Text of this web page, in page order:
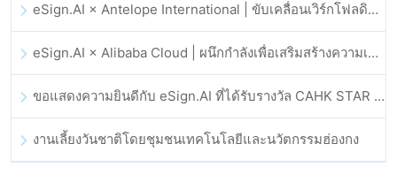
eSign.AI × Antelope International | ขับเคลื่อนเวิร์กโฟลดิจิทัลที่ปลอดภัยและขับเคลื่อนด้วย AI
eSign.AI × Alibaba Cloud | ผนึกกำลังเพื่อเสริมสร้างความเชื่อมั่นดิจิทัลระดับโลกสำหรับฟินเทค
ขอแสดงความยินดีกับ eSign.AI ที่ได้รับรางวัล CAHK STAR Award 2025
งานเลี้ยงวันชาติโดยชุมชนเทคโนโลยีและนวัตกรรมฮ่องกง